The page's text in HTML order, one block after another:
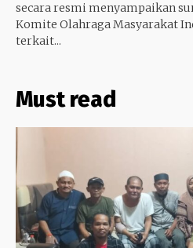
secara resmi menyampaikan
Komite Olahraga Masyarakat
terkait...
Must read